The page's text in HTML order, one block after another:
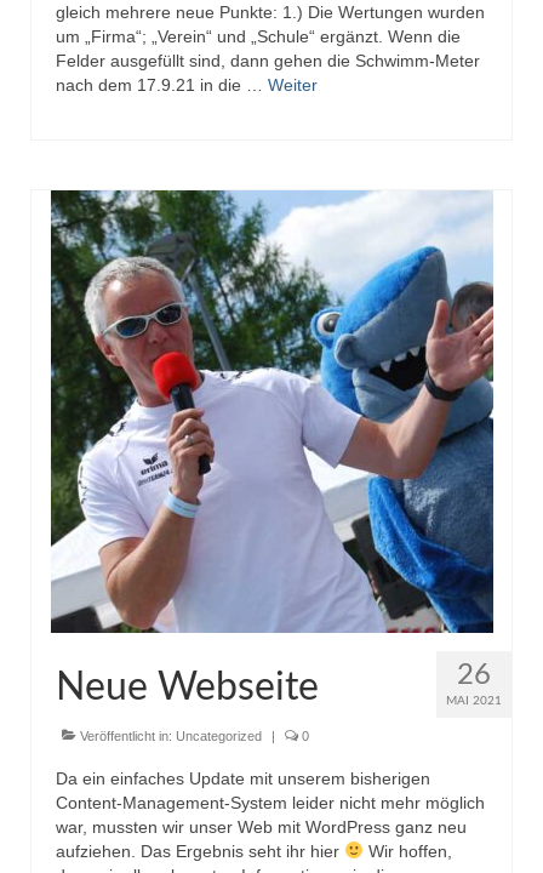
gleich mehrere neue Punkte: 1.) Die Wertungen wurden
um „Firma“; „Verein“ und „Schule“ ergänzt. Wenn die
Felder ausgefüllt sind, dann gehen die Schwimm-Meter
nach dem 17.9.21 in die … Weiter
26
MAI 2021
Neue Webseite
Veröffentlicht in: Uncategorized | 0
Da ein einfaches Update mit unserem bisherigen
Content-Management-System leider nicht mehr möglich
war, mussten wir unser Web mit WordPress ganz neu
aufziehen. Das Ergebnis seht ihr hier
Wir hoffen,